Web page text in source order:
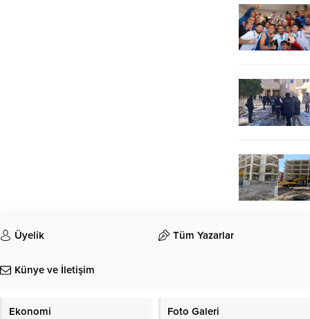
Üyelik Tüm Yazarlar
Künye ve İletişim
Ekonomi Foto Galeri